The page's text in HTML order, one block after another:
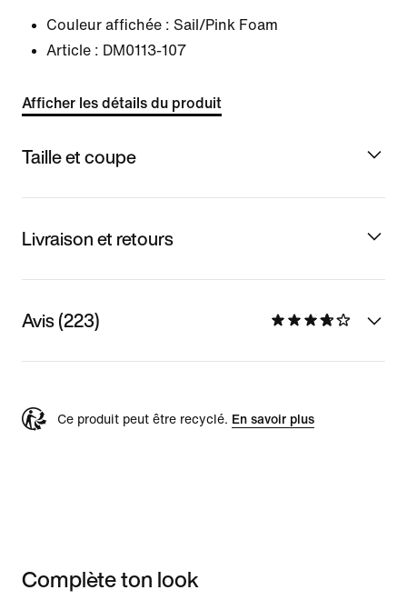
Couleur affichée : Sail/Pink Foam
Article : DM0113-107
Afficher les détails du produit
Taille et coupe
Livraison et retours
Avis (223)
Ce produit peut être recyclé. En savoir plus
Complète ton look